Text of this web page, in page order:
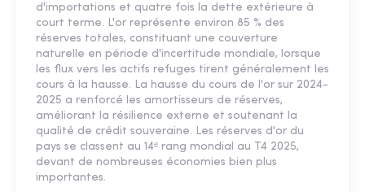
d'importations et quatre fois la dette extérieure à
court terme. L'or représente environ 85 % des
réserves totales, constituant une couverture
naturelle en période d'incertitude mondiale, lorsque
les flux vers les actifs refuges tirent généralement les
cours à la hausse. La hausse du cours de l'or sur 2024-
2025 a renforcé les amortisseurs de réserves,
améliorant la résilience externe et soutenant la
qualité de crédit souveraine. Les réserves d'or du
pays se classent au 14ᵉ rang mondial au T4 2025,
devant de nombreuses économies bien plus
importantes.